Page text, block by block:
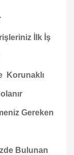
İlk İş
Korunaklı
Gereken
Bulunan